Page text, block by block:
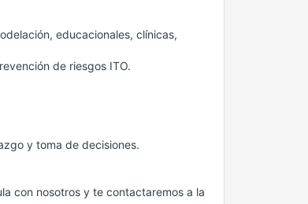
educacionales, clínicas,
de riesgos ITO.
y toma de decisiones.
con nosotros y te contactaremos a la